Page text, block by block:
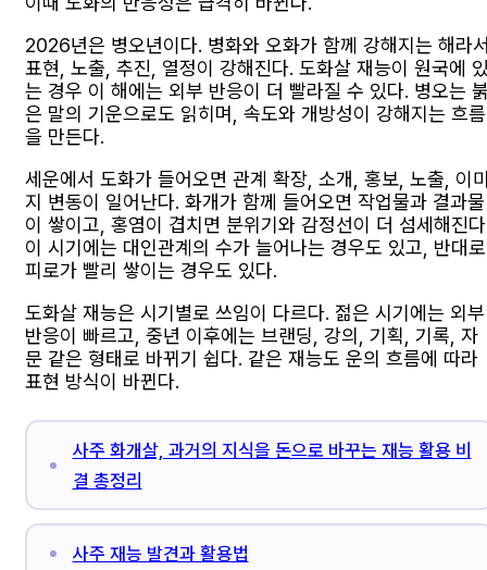
2026년은 병오년이다. 병화와 오화가 함께 강해지는 해라
표현, 노출, 추진, 열정이 강해진다. 도화살 재능이 원국에
는 경우 이 해에는 외부 반응이 더 빨라질 수 있다. 병오는
은 말의 기운으로도 읽히며, 속도와 개방성이 강해지는 흐름
을 만든다.
세운에서 도화가 들어오면 관계 확장, 소개, 홍보, 노출, 이
지 변동이 일어난다. 화개가 함께 들어오면 작업물과 결과물
이 쌓이고, 홍염이 겹치면 분위기와 감정선이 더 섬세해진
이 시기에는 대인관계의 수가 늘어나는 경우도 있고, 반대로
피로가 빨리 쌓이는 경우도 있다.
도화살 재능은 시기별로 쓰임이 다르다. 젊은 시기에는 외부
반응이 빠르고, 중년 이후에는 브랜딩, 강의, 기획, 기록, 자
문 같은 형태로 바뀌기 쉽다. 같은 재능도 운의 흐름에 따라
표현 방식이 바뀐다.
사주 화개살, 과거의 지식을 돈으로 바꾸는 재능 활용 비
결 총정리
사주 재능 발견과 활용법